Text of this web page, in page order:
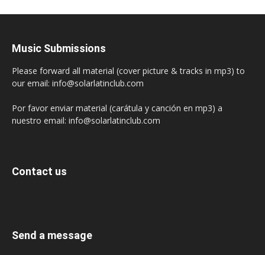
Music Submissions
Please forward all material (cover picture & tracks in mp3) to
our email: info@solarlatinclub.com
Por favor enviar material (carátula y canción en mp3) a
nuestro email: info@solarlatinclub.com
Contact us
Send a message